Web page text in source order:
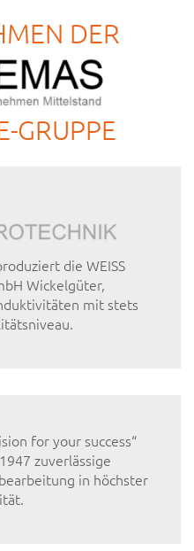
DER
GRUPPE
die WEISS
Wickelgüter,
mit stets
for your success“
zuverlässige
in höchster